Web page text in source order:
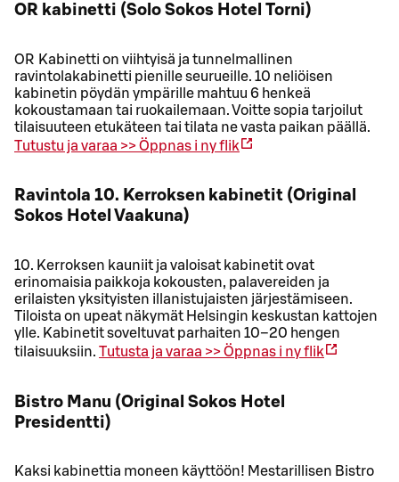
OR kabinetti (Solo Sokos Hotel Torni)
OR Kabinetti on viihtyisä ja tunnelmallinen
ravintolakabinetti pienille seurueille. 10 neliöisen
kabinetin pöydän ympärille mahtuu 6 henkeä
kokoustamaan tai ruokailemaan. Voitte sopia tarjoilut
tilaisuuteen etukäteen tai tilata ne vasta paikan päällä.
Tutustu ja varaa >>Öppnas i ny flik
Ravintola 10. Kerroksen kabinetit (Original
Sokos Hotel Vaakuna)
10. Kerroksen kauniit ja valoisat kabinetit ovat
erinomaisia paikkoja kokousten, palavereiden ja
erilaisten yksityisten illanistujaisten järjestämiseen.
Tiloista on upeat näkymät Helsingin keskustan kattojen
ylle. Kabinetit soveltuvat parhaiten 10–20 hengen
tilaisuuksiin. Tutusta ja varaa >>Öppnas i ny flik
Bistro Manu (Original Sokos Hotel
Presidentti)
Kaksi kabinettia moneen käyttöön! Mestarillisen Bistro